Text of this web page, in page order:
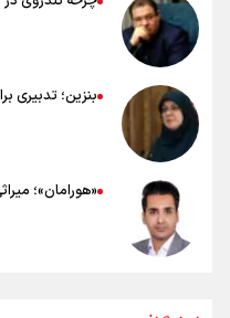
بنزین؛ تدبیری
«هورامان»؛